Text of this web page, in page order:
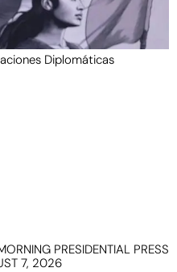
Diplomáticas
PRESIDENTIAL PRESS
7, 2026